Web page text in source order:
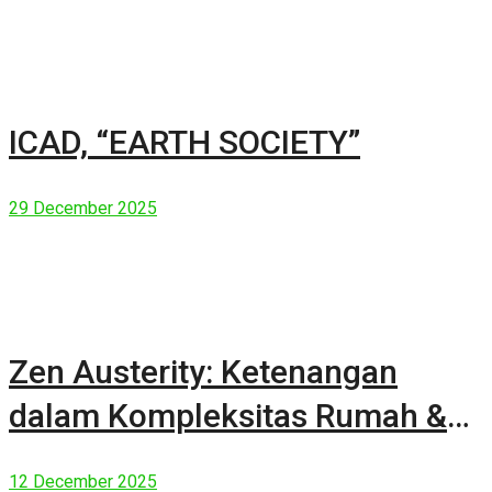
ICAD, “EARTH SOCIETY”
29 December 2025
Zen Austerity: Ketenangan
dalam Kompleksitas Rumah &
12 December 2025